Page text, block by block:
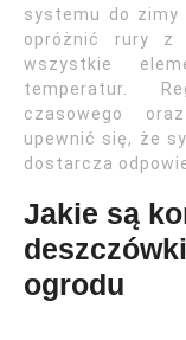
systemu do zimy
opróżnić rury z
wszystkie
temperatur.
czasowego
upewnić się, że
dostarcza
Jakie są
ogrodu